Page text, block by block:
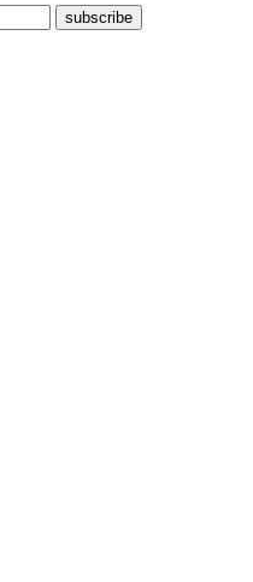
subscribe